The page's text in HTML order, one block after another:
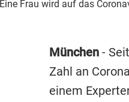
Eine Frau wird auf das
München-
Zahl an
einem